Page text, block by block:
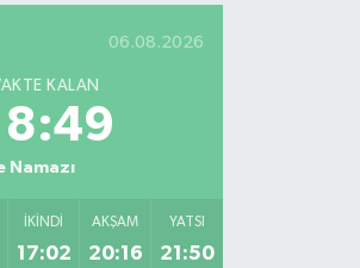
06.08.2026
KALAN
Namazı
İKINDI
17:02
AKŞAM
20:16
YATSI
21:50